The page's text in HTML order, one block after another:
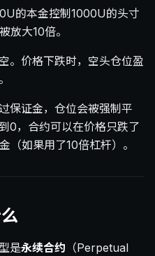
的本金控制1000U的头寸
放大10倍。
。价格下跌时，空头仓位盈
保证金，仓位会被强制平
0，合约可以在价格只跌了
（如果用了10倍杠杆）。
是永续合约 （Perpetual